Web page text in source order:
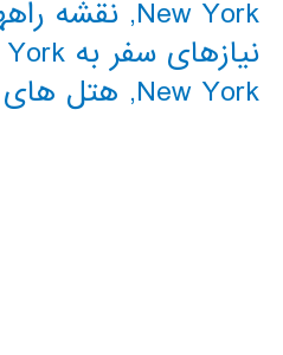
New York
, نقشه
نیازهای سفر به New York
New York
, هتل های